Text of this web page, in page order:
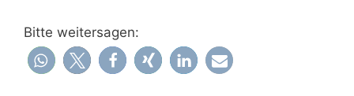
Bitte weitersagen: